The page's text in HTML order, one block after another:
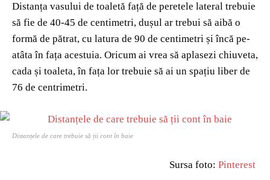
Distanța vasului de toaletă față de peretele lateral trebuie
să fie de 40-45 de centimetri, dușul ar trebui să aibă o
formă de pătrat, cu latura de 90 de centimetri și încă pe-
atâta în fața acestuia. Oricum ai vrea să aplasezi chiuveta,
cada și toaleta, în fața lor trebuie să ai un spațiu liber de
76 de centrimetri.
Distanțele de care trebuie să ții cont în baie
Sursa foto: Pinterest